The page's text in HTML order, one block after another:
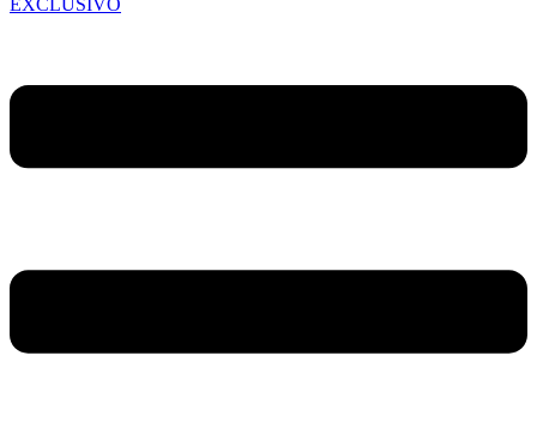
EXCLUSIVO